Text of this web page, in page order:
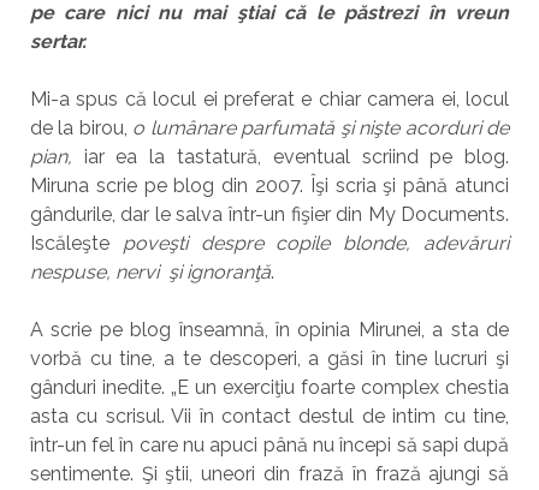
pe care nici nu mai ştiai că le păstrezi în vreun
sertar.
Mi-a spus că locul ei preferat e chiar camera ei, locul
de la birou, o lumânare parfumată şi nişte acorduri de
pian, iar ea la tastatură, eventual scriind pe blog.
Miruna scrie pe blog din 2007. Îşi scria şi până atunci
gândurile, dar le salva într-un fişier din My Documents.
Iscăleşte poveşti despre copile blonde, adevăruri
nespuse, nervi şi ignoranţă.
A scrie pe blog înseamnă, în opinia Mirunei, a sta de
vorbă cu tine, a te descoperi, a găsi în tine lucruri şi
gânduri inedite. „E un exerciţiu foarte complex chestia
asta cu scrisul. Vii în contact destul de intim cu tine,
într-un fel în care nu apuci până nu începi să sapi după
sentimente. Şi ştii, uneori din frază în frază ajungi să